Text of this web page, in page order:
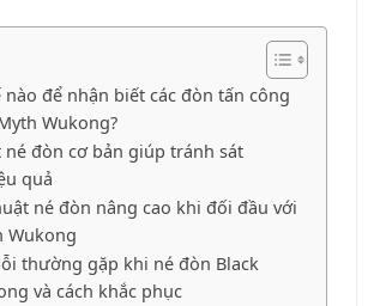
nào để nhận biết các đòn tấn công
Wukong?
né đòn cơ bản giúp tránh sát
quả
né đòn nâng cao khi đối đầu với
Wukong
thường gặp khi né đòn Black
và cách khắc phục